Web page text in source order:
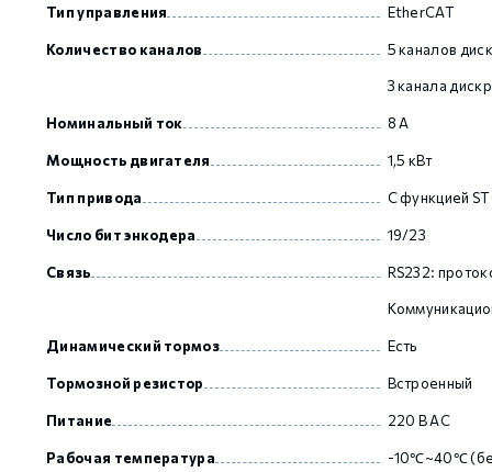
Тип управления EtherCAT
Количество каналов 5 каналов
3 канала
Номинальный ток 8 А
Мощность двигателя 1,5 кВт
Тип привода С функцией
Число бит энкодера 19/23
Связь RS232:
Динамический тормоз Есть
Тормозной резистор Встроенный
Питание 220 В AC
Рабочая температура -10℃~40℃